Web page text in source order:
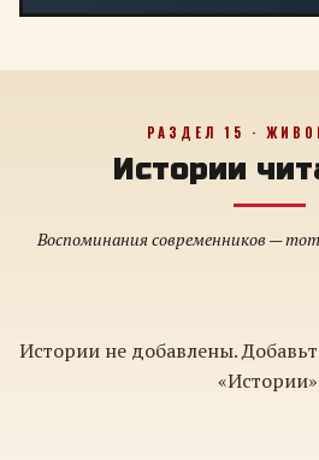
РАЗДЕЛ 15 ·
Истории
Воспоминания современников —
Истории не добавлены.